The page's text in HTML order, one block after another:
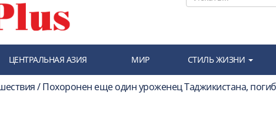
ЦЕНТРАЛЬНАЯ АЗИЯ МИР СТИЛЬ ЖИЗНИ
/ Похоронен еще один уроженец Таджикистана,